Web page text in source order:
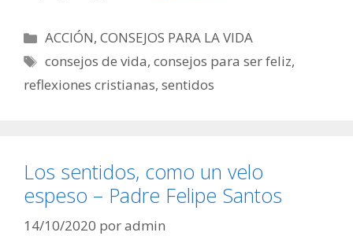
Categorías
ACCIÓN,CONSEJOS PARA LA VIDA
Etiquetas
consejos de vida,consejos para ser feliz,
reflexiones cristianas, sentidos
Los sentidos, como un velo
espeso – Padre Felipe Santos
14/10/2020 poradmin